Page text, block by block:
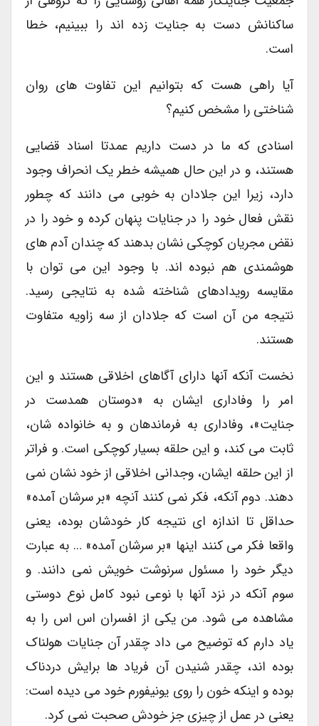
ساکنانش دست به جنایت زده اند را ببینیم، خطا
است.
آیا راهی هست که بتوانیم این تفاوت های روان
شناختی را مشخص کنیم؟
اسنادی که ما در دست داریم عمدتا اسناد قضایی
هستند، و در این حال همیشه خطر یک انحراف وجود
دارد، زیرا این جلادان به خوبی می دانند که چطور
نقش فعال خود را در جنایات پنهان کرده و خود را در
نقض مجریان کوچکی نشان بدهند که چندان آدم های
هوشمندی هم نبوده اند. با وجود این می توان با
مقایسه رویدادهای شناخته شده به نتایجی رسید.
نتیجه من آن است که جلادان از سه زاویه متفاوت
هستند.
نخست آنکه آنها دارای آگاهای اخلاقی هستند و این
امر را وفاداری ایشان به «دوستان همدست در
جنایت»، وفاداری به فرماندهان و به خانواده شان،
ثابت می کند، و این حلقه بسیار کوچکی است. و فراتر
از این حلقه ایشان، وجدانی اخلاقی از خود نشان نمی
دهند. دوم آنکه، فکر نمی کنند آنچه «بر سرشان آمده»
حداقل تا اندازه ای نتیجه کار خودشان بوده، یعنی
واقعا فکر می کنند اینها «بر سرشان آمده» … به عبارت
دیگر خود را مسئول سرنوشت خویش نمی دانند. و
سوم آنکه در نزد آنها با نوعی نبود کامل نوع دوستی
مشاهده می شود. من یکی از افسران اس اس را به
یاد دارم که توضیح می داد چقدر آن جنایات هولناک
بوده اند، چقدر شنیدن آن فریاد ها برایش دردناک
بوده و اینکه خون را روی یونیفورم خود می دیده است:
یعنی در عمل از چیزی جز خودش صحبت نمی کرد.